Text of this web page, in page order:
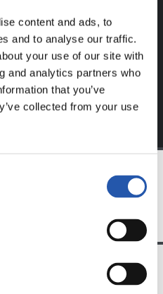
content and ads, to
and to analyse our traffic.
your use of our site with
and analytics partners who
that you’ve
collected from your use
web.
l' Identifiant et profitez du
pour vous.